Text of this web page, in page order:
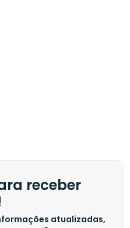
receber
atualizadas,